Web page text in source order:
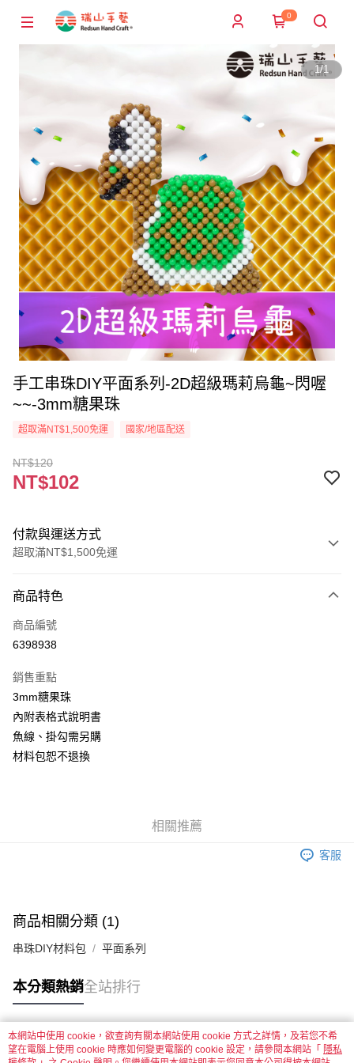
0
1/1
手工串珠DIY平面系列-2D超級瑪莉烏龜~閃喔
~~-3mm糖果珠
超取滿NT$1,500免運 國家/地區配送
NT$120
NT$102
付款與運送方式
超取滿NT$1,500免運
信用卡一次付款
超商取貨付款
街口支付
悠遊付
運送方式
宅配 新竹物流
付款後門市自取
商品特色
商品編號
6398938
銷售重點
3mm糖果珠
內附表格式說明書
魚線、掛勾需另購
材料包恕不退換
相關推薦
客服
商品相關分類 (1)
串珠DIY材料包 平面系列
本分類熱銷全站排行
熱門標籤
本網站中使用 cookie，欲查詢有關本網站使用 cookie 方式之詳情，及若您不希
望在電腦上使用 cookie 時應如何變更電腦的 cookie 設定，請參閱本網站「 隱私